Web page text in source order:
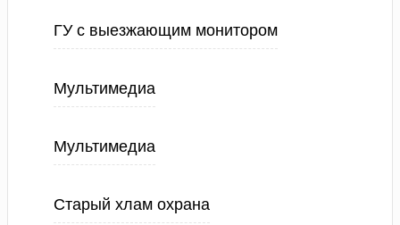
ГУ с выезжающим монитором
Мультимедиа
Мультимедиа
Старый хлам охрана